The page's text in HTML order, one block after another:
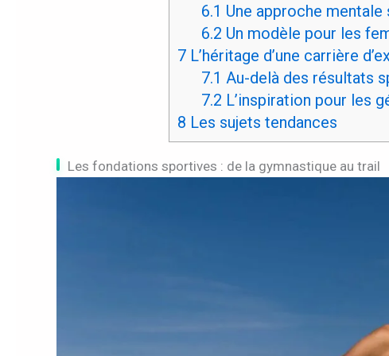
6.1 Une approche mentale
6.2 Un modèle pour les
7L’héritage d’une carrière
7.1 Au-delà des résultats
7.2 L’inspiration pour les
8 Les sujets tendances
Les fondations sportives : de la gymnastique au trail